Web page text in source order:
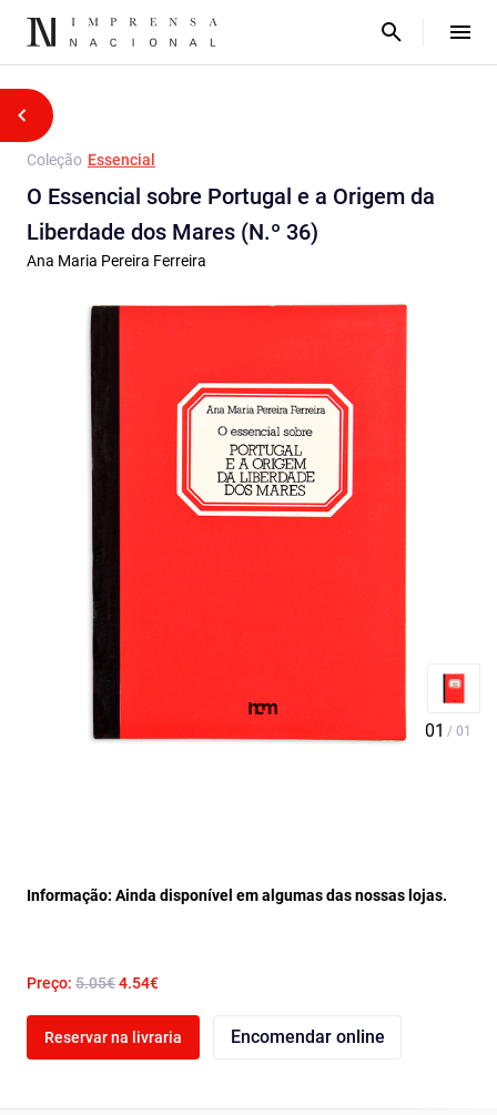
Coleção Essencial
O Essencial sobre Portugal e a Origem da
Liberdade dos Mares (N.º 36)
Ana Maria Pereira Ferreira
Informação: Ainda disponível em algumas das nossas lojas.
Preço: 5.05€4.54€
Reservar na livraria Encomendar online